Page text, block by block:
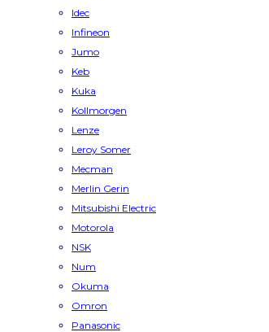
Idec
Infineon
Jumo
Keb
Kuka
Kollmorgen
Lenze
Leroy Somer
Mecman
Merlin Gerin
Mitsubishi Electric
Motorola
NSK
Num
Okuma
Omron
Panasonic